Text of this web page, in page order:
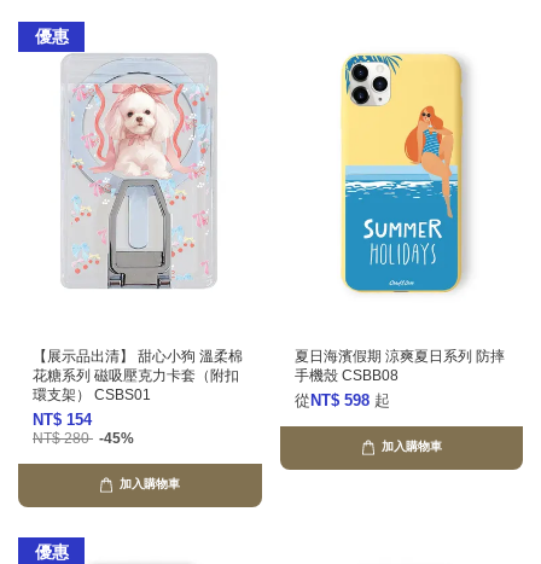
優惠
【展示品出清】 甜心小狗 溫柔棉
花糖系列 磁吸壓克力卡套（附扣
環支架） CSBS01
NT$ 154
NT$ 280 -45%
加入購物車
夏日海濱假期 涼爽夏日系列 防摔
手機殼 CSBB08
從 NT$ 598 起
加入購物車
優惠